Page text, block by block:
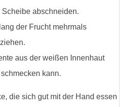
abschneiden.
der Frucht mehrmals
aus der weißen Innenhaut
kann.
die sich gut mit der Hand essen